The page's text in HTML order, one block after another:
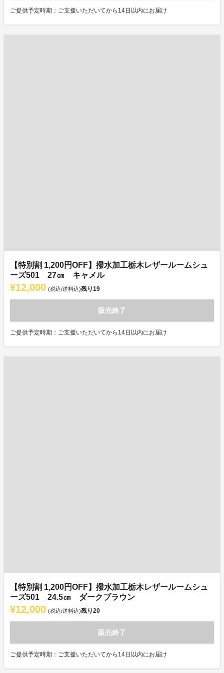
ご提供予定時期：ご支援いただいてから14日以内にお届け
【特別割 1,200円OFF】撥水加工栃木レザールームシュ
ーズ501 27㎝ キャメル
¥12,000 (税込/送料込)残り19
販売終了
ご提供予定時期：ご支援いただいてから14日以内にお届け
【特別割 1,200円OFF】撥水加工栃木レザールームシュ
ーズ501 24.5㎝ ダークブラウン
¥12,000 (税込/送料込)残り20
販売終了
ご提供予定時期：ご支援いただいてから14日以内にお届け